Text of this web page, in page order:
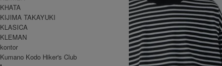
KHATA
KIJIMA TAKAYUKI
KLASICA
KLEMAN
kontor
Kumano Kodo Hiker's Club